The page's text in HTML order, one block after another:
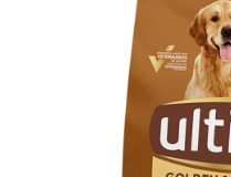
Vše pro kočky